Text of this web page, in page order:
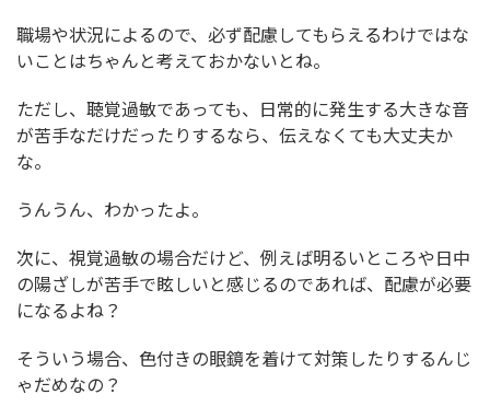
職場や状況によるので、必ず配慮してもらえるわけではな
いことはちゃんと考えておかないとね。
ただし、聴覚過敏であっても、日常的に発生する大きな音
が苦手なだけだったりするなら、伝えなくても大丈夫か
な。
うんうん、わかったよ。
次に、視覚過敏の場合だけど、例えば明るいところや日中
の陽ざしが苦手で眩しいと感じるのであれば、配慮が必要
になるよね？
そういう場合、色付きの眼鏡を着けて対策したりするんじ
ゃだめなの？